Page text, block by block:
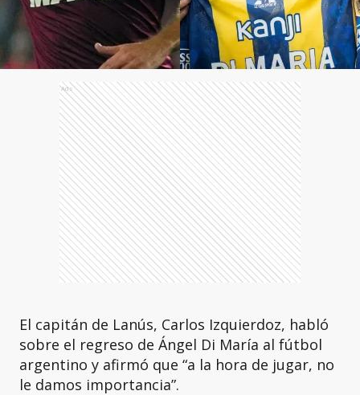
Ads
El capitán de Lanús, Carlos Izquierdoz, habló
sobre el regreso de Ángel Di María al fútbol
argentino y afirmó que “a la hora de jugar, no
le damos importancia”.